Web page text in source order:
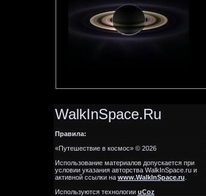
WalkInSpace.Ru
Правила:
«Путешествие в космос» © 2026
Использование материалов допускается при
условии указания авторства WalkInSpace.ru и
активной ссылки наwww.WalkInSpace.ru.
Используются технологииuCoz